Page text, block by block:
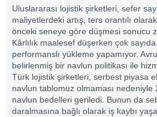
Uluslararası lojistik şirketleri, sefer
maliyetlerdeki artış, ters orantılı
önceki seneye göre düşmesi sonucu
Kârlılık maalesef düşerken çok
performanslı yükleme yapamıyor.
belirlenmiş bir navlun politikası ile
Türk lojistik şirketleri, serbest piyasa
navlun tablomuz olmaması nedeniyle
navlun bedelleri geriledi. Bunun da
daralmasına bağlı olarak iş kaybı